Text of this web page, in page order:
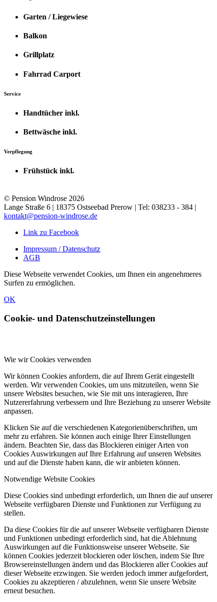
Garten / Liegewiese
Balkon
Grillplatz
Fahrrad Carport
Service
Handtücher inkl.
Bettwäsche inkl.
Verpflegung
Frühstück inkl.
© Pension Windrose 2026
Lange Straße 6 | 18375 Ostseebad Prerow | Tel: 038233 - 384 |
kontakt@pension-windrose.de
Link zu Facebook
Impressum / Datenschutz
AGB
Diese Webseite verwendet Cookies, um Ihnen ein angenehmeres
Surfen zu ermöglichen.
OK
Cookie- und Datenschutzeinstellungen
Wie wir Cookies verwenden
Wir können Cookies anfordern, die auf Ihrem Gerät eingestellt
werden. Wir verwenden Cookies, um uns mitzuteilen, wenn Sie
unsere Websites besuchen, wie Sie mit uns interagieren, Ihre
Nutzererfahrung verbessern und Ihre Beziehung zu unserer Website
anpassen.
Klicken Sie auf die verschiedenen Kategorienüberschriften, um
mehr zu erfahren. Sie können auch einige Ihrer Einstellungen
ändern. Beachten Sie, dass das Blockieren einiger Arten von
Cookies Auswirkungen auf Ihre Erfahrung auf unseren Websites
und auf die Dienste haben kann, die wir anbieten können.
Notwendige Website Cookies
Diese Cookies sind unbedingt erforderlich, um Ihnen die auf unserer
Webseite verfügbaren Dienste und Funktionen zur Verfügung zu
stellen.
Da diese Cookies für die auf unserer Webseite verfügbaren Dienste
und Funktionen unbedingt erforderlich sind, hat die Ablehnung
Auswirkungen auf die Funktionsweise unserer Webseite. Sie
können Cookies jederzeit blockieren oder löschen, indem Sie Ihre
Browsereinstellungen ändern und das Blockieren aller Cookies auf
dieser Webseite erzwingen. Sie werden jedoch immer aufgefordert,
Cookies zu akzeptieren / abzulehnen, wenn Sie unsere Website
erneut besuchen.